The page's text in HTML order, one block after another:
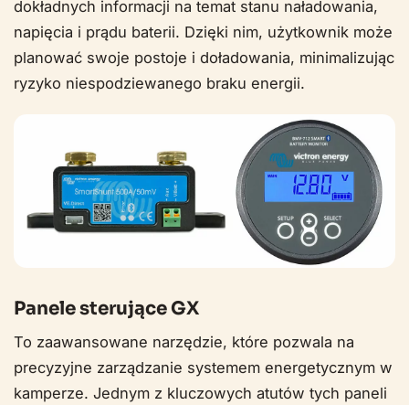
dokładnych informacji na temat stanu naładowania,
napięcia i prądu baterii. Dzięki nim, użytkownik może
planować swoje postoje i doładowania, minimalizując
ryzyko niespodziewanego braku energii.
Panele sterujące GX
To zaawansowane narzędzie, które pozwala na
precyzyjne zarządzanie systemem energetycznym w
kamperze. Jednym z kluczowych atutów tych paneli